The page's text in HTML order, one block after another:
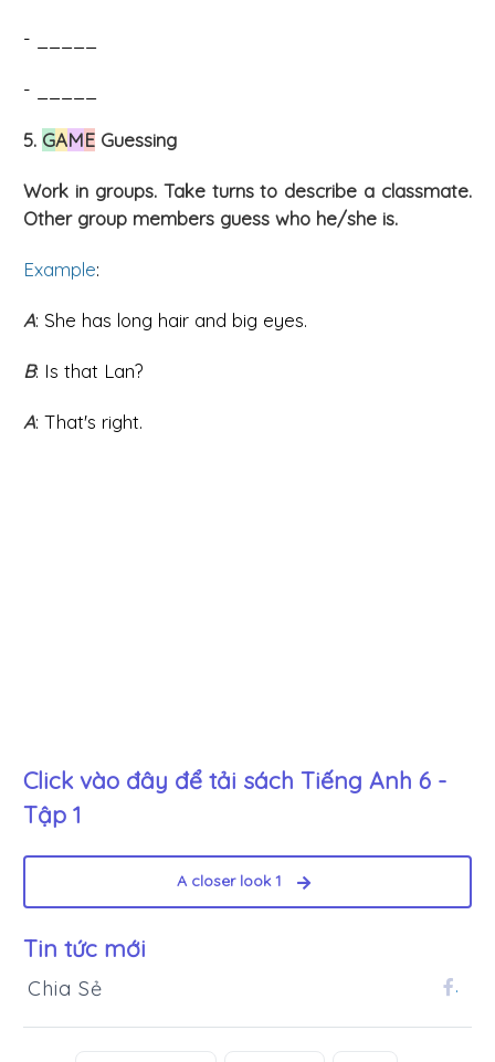
- _____
- _____
5. GAME Guessing
Work in groups. Take turns to describe a classmate.
Other group members guess who he/she is.
Example:
A: She has long hair and big eyes.
B: Is that Lan?
A: That's right.
Click vào đây để tải sách Tiếng Anh 6 -
Tập 1
A closer look 1
Tin tức mới
Chia Sẻ .